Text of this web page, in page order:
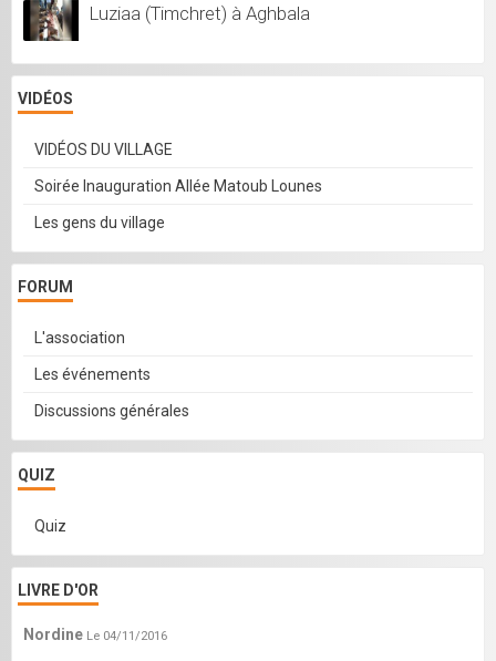
Luziaa (Timchret) à Aghbala
VIDÉOS
VIDÉOS DU VILLAGE
Soirée Inauguration Allée Matoub Lounes
Les gens du village
FORUM
L'association
Les événements
Discussions générales
QUIZ
Quiz
LIVRE D'OR
Nordine Le 04/11/2016